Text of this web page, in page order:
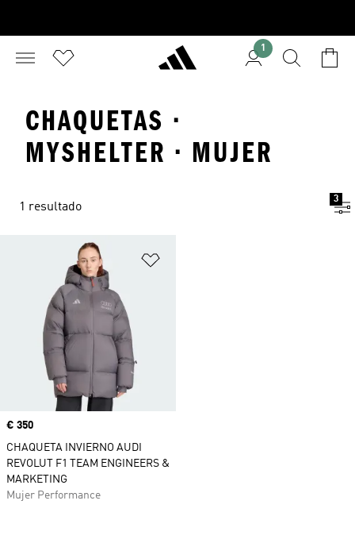
1
CHAQUETAS ·
MYSHELTER · MUJER
1 resultado
3
Precio
€ 350
CHAQUETA INVIERNO AUDI
REVOLUT F1 TEAM ENGINEERS &
MARKETING
Mujer Performance